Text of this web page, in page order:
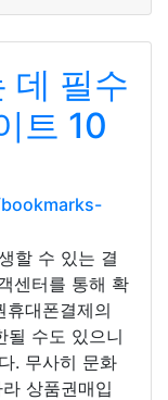
데 필수
트 10
할 수 있는 결
센터를 통해 확
대폰결제의
될 수도 있으니
. 무사히 문화
상품권매입